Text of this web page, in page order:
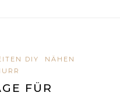
DIY
NÄHEN
FÜR